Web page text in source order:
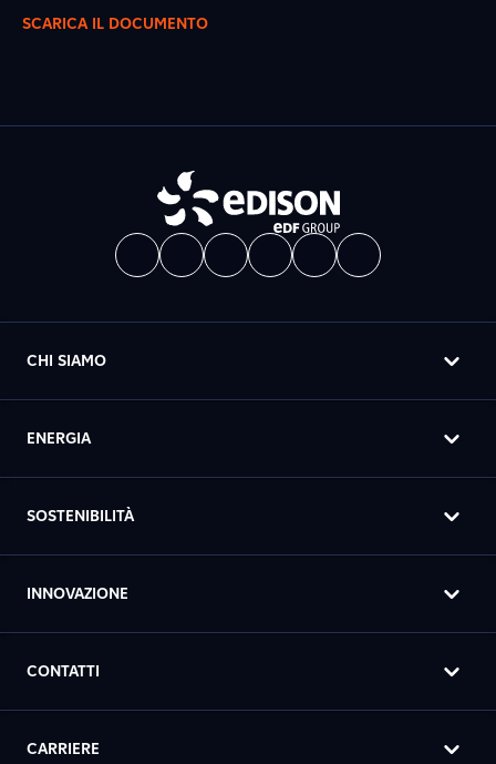
SCARICA IL DOCUMENTO
CHI SIAMO
ENERGIA
SOSTENIBILITÀ
INNOVAZIONE
CONTATTI
CARRIERE